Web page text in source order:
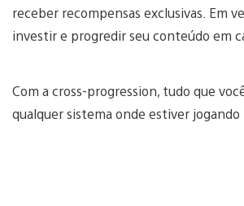
receber recompensas exclusivas. Em
investir e progredir seu conteúdo em
Com a cross-progression, tudo que
qualquer sistema onde estiver